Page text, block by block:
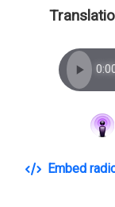
Embed